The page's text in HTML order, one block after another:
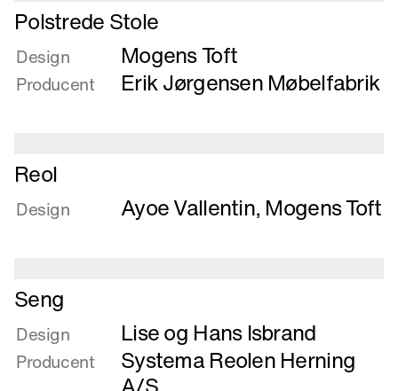
Læs
mere
om
Polstrede
Stole
Polstrede Stole
Design Mogens Toft
Producent Erik Jørgensen Møbelfabrik
Læs
mere
om
Reol
Design Ayoe Vallentin, Mogens Toft
Læs
mere
om
Seng
Seng
Design Lise og Hans Isbrand
Producent
Systema Reolen Herning